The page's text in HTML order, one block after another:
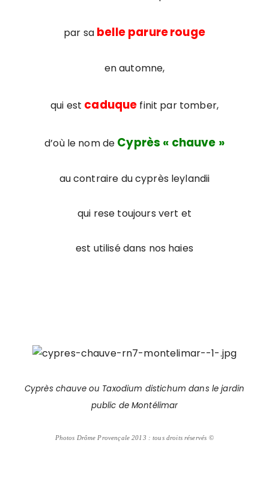
par sa belle parurerouge
en automne,
qui est caduque finit par tomber,
d’où le nom de Cyprès « chauve »
au contraire du cyprès leylandii
qui rese toujours vert et
est utilisé dans nos haies
Cyprès chauve ou Taxodium distichum dans le jardin
public de Montélimar
Photos Drôme Provençale 2013 : tous droits réservés ©